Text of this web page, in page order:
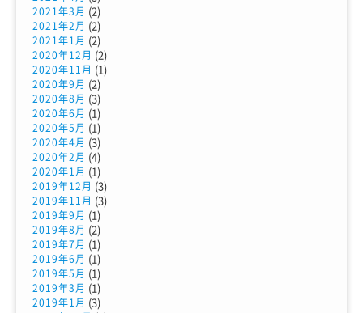
2021年3月 (2)
2021年2月 (2)
2021年1月 (2)
2020年12月 (2)
2020年11月 (1)
2020年9月 (2)
2020年8月 (3)
2020年6月 (1)
2020年5月 (1)
2020年4月 (3)
2020年2月 (4)
2020年1月 (1)
2019年12月 (3)
2019年11月 (3)
2019年9月 (1)
2019年8月 (2)
2019年7月 (1)
2019年6月 (1)
2019年5月 (1)
2019年3月 (1)
2019年1月 (3)